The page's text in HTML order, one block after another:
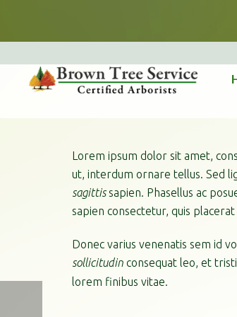
Lorem ipsum dolor sit amet,
ut, interdum ornare tellus. Sed
sagittissapien. Phasellus ac
sapien consectetur, quis
Donec varius venenatis sem id
sollicitudin consequat leo, et
lorem finibus vitae.